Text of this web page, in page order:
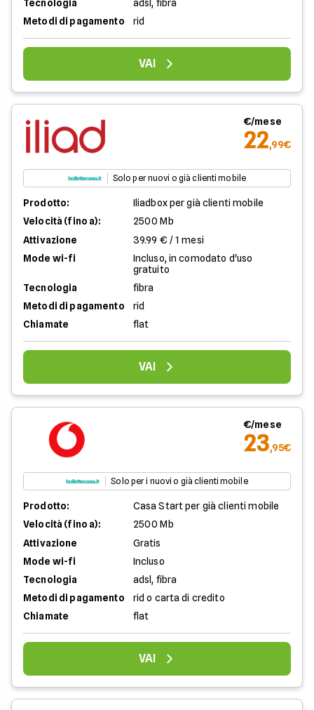
Tecnologia
adsl, fibra
Metodi di pagamento
rid
VAI
€/mese
22,99€
Solo per nuovi o già clienti mobile
Prodotto:
Iliadbox per già clienti mobile
Velocità (fino a):
2500 Mb
Attivazione
39.99 € / 1 mesi
Mode wi-fi
Incluso, in comodato d'uso
gratuito
Tecnologia
fibra
Metodi di pagamento
rid
Chiamate
flat
VAI
€/mese
23,95€
Solo per i nuovi o già clienti mobile
Prodotto:
Casa Start per già clienti mobile
Velocità (fino a):
2500 Mb
Attivazione
Gratis
Mode wi-fi
Incluso
Tecnologia
adsl, fibra
Metodi di pagamento
rid o carta di credito
Chiamate
flat
VAI